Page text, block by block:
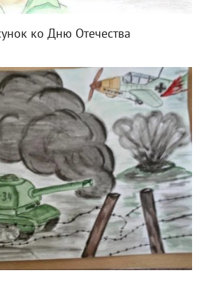
ко Дню Отечества